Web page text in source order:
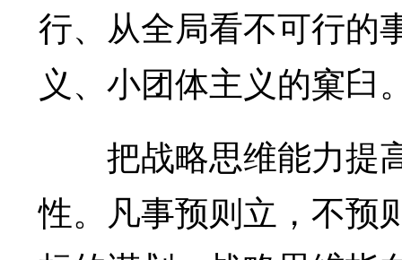
行、从全局看不可行的
义、小团体主义的窠臼
把战略思维能力提
性。凡事预则立，不预